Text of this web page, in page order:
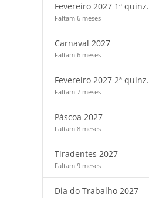
Fevereiro 2027 1ª quinz.
Faltam 6 meses
Carnaval 2027
Faltam 6 meses
Fevereiro 2027 2ª quinz.
Faltam 7 meses
Páscoa 2027
Faltam 8 meses
Tiradentes 2027
Faltam 9 meses
Dia do Trabalho 2027